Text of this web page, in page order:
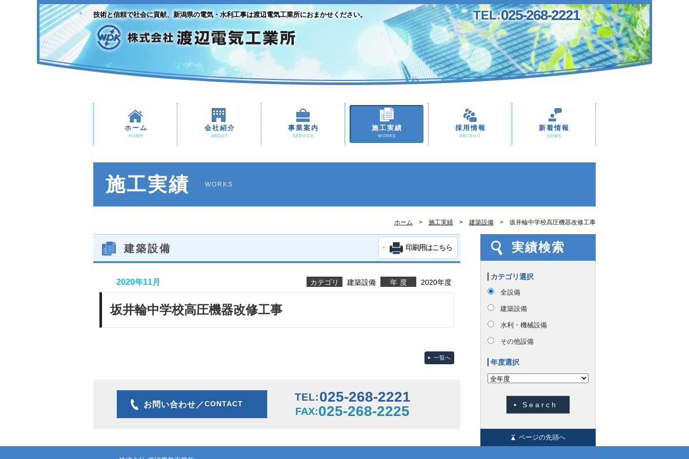
技術と信頼で社会に貢献、新潟県の電気・水利工事は渡辺電気工業所におまかせください。 TEL:025-268-2221
ホーム
HOME
会社紹介
ABOUT
事業案内
SERVICE
施工実績
WORKS
採用情報
RECRUIT
新着情報
NEWS
施工実績 WORKS
ホーム 施工実績 建築設備 坂井輪中学校高圧機器改修工事
建築設備 印刷用はこちら
2020年11月 カテゴリ 建築設備 年度 2020年度
坂井輪中学校高圧機器改修工事
一覧へ
お問い合わせ／CONTACT
TEL:025-268-2221
FAX:025-268-2225
実績検索
カテゴリ選択
全設備
建築設備
水利・機械設備
その他設備
年度選択
ページの先頭へ